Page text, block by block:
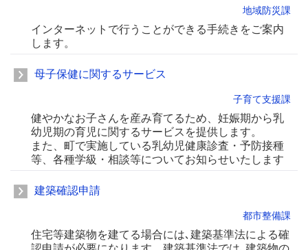
地域防災課
インターネットで行うことができる手続きをご案内
します。
母子保健に関するサービス
子育て支援課
健やかなお子さんを産み育てるため、妊娠期から乳
幼児期の育児に関するサービスを提供します。
また、町で実施している乳幼児健康診査・予防接種
等、各種学級・相談等についてお知らせいたします
建築確認申請
都市整備課
住宅等建築物を建てる場合には､建築基準法による確